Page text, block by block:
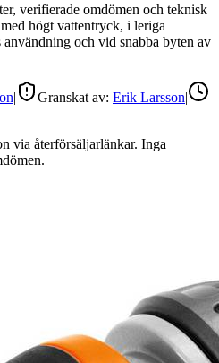
verifierade omdömen och teknisk
högt vattentryck, i leriga
användning och vid snabba byten av
| Granskat av: Erik Larsson|
via återförsäljarlänkar. Inga